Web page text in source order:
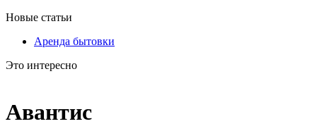
Новые статьи
Аренда бытовки
Это интересно
Авантис